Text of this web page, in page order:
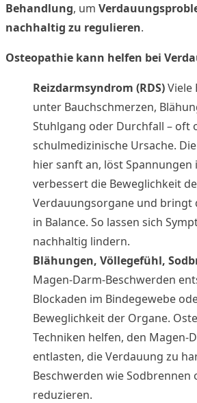
Behandlung, um
nachhaltig zu regulieren.
Osteopathie kann helfen bei
Reizdarmsyndrom (RDS)Viele
unter Bauchschmerzen,
Stuhlgang oder Durchfall – oft
schulmedizinische Ursache.
hier sanft an, löst Spannungen
verbessert die Beweglichkeit
Verdauungsorgane und bringt
in Balance. So lassen sich
nachhaltig lindern.
Blähungen, Völlegefühl,
Magen-Darm-Beschwerden
Blockaden im Bindegewebe
Beweglichkeit der Organe.
Techniken helfen, den Magen-
entlasten, die Verdauung zu
Beschwerden wie Sodbrennen
reduzieren.